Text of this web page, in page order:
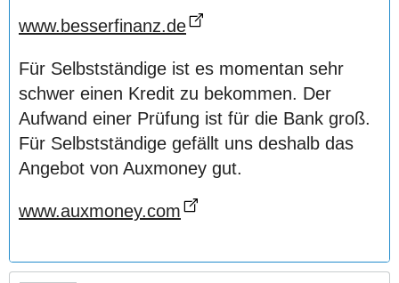
www.besserfinanz.de
Für Selbstständige ist es momentan sehr
schwer einen Kredit zu bekommen. Der
Aufwand einer Prüfung ist für die Bank groß.
Für Selbstständige gefällt uns deshalb das
Angebot von Auxmoney gut.
www.auxmoney.com